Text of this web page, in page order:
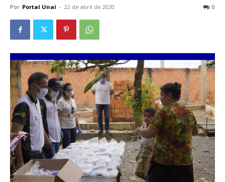
Por Portal Unaí - 22 de abril de 2020 0